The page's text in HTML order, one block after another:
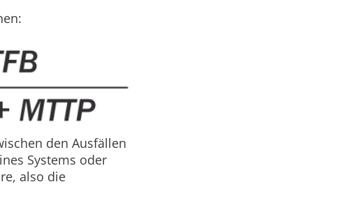
den Ausfällen
Systems oder
also die